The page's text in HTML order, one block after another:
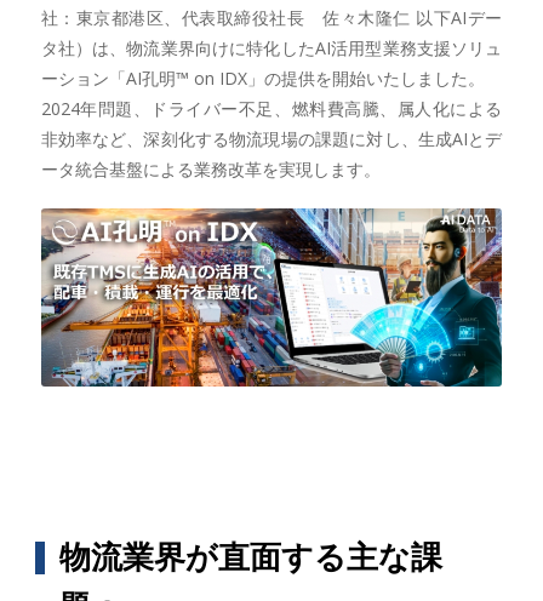
社：東京都港区、代表取締役社長 佐々木隆仁 以下AIデー
タ社）は、物流業界向けに特化したAI活用型業務支援ソリュ
ーション「AI孔明™ on IDX」の提供を開始いたしました。
2024年問題、ドライバー不足、燃料費高騰、属人化による
非効率など、深刻化する物流現場の課題に対し、生成AIとデ
ータ統合基盤による業務改革を実現します。
物流業界が直面する主な課